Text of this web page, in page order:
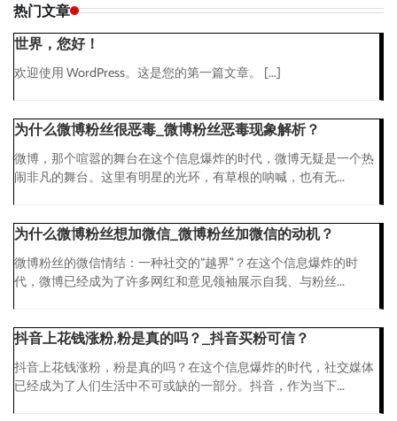
热门文章
世界，您好！
欢迎使用 WordPress。这是您的第一篇文章。 […]
为什么微博粉丝很恶毒_微博粉丝恶毒现象解析？
微博，那个喧嚣的舞台在这个信息爆炸的时代，微博无疑是一个热
闹非凡的舞台。这里有明星的光环，有草根的呐喊，也有无...
为什么微博粉丝想加微信_微博粉丝加微信的动机？
微博粉丝的微信情结：一种社交的“越界”？在这个信息爆炸的时
代，微博已经成为了许多网红和意见领袖展示自我、与粉丝...
抖音上花钱涨粉,粉是真的吗？_抖音买粉可信？
抖音上花钱涨粉，粉是真的吗？在这个信息爆炸的时代，社交媒体
已经成为了人们生活中不可或缺的一部分。抖音，作为当下...